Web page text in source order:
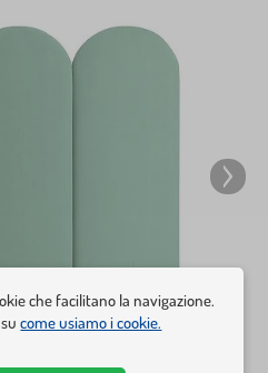
che facilitano la navigazione.
sucome usiamo i cookie.